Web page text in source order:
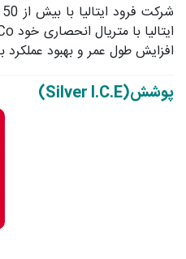
افزایش طول عمر و بهبود
پوشش(Silver I.C.E)